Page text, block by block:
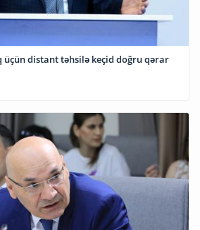
üçün distant təhsilə keçid doğru qərar